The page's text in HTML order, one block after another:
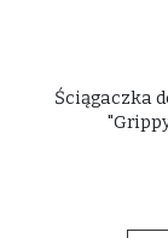
Ściągaczka